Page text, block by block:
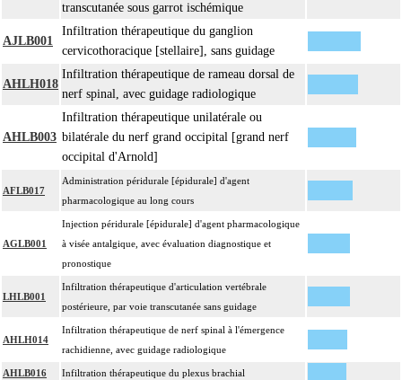
transcutanée sous garrot ischémique
AJLB001
Infiltration thérapeutique du ganglion
cervicothoracique [stellaire], sans guidage
AHLH018
Infiltration thérapeutique de rameau dorsal de
nerf spinal, avec guidage radiologique
AHLB003
Infiltration thérapeutique unilatérale ou
bilatérale du nerf grand occipital [grand nerf
occipital d'Arnold]
AFLB017
Administration péridurale [épidurale] d'agent
pharmacologique au long cours
AGLB001
Injection péridurale [épidurale] d'agent pharmacologique
à visée antalgique, avec évaluation diagnostique et
pronostique
LHLB001
Infiltration thérapeutique d'articulation vertébrale
postérieure, par voie transcutanée sans guidage
AHLH014
Infiltration thérapeutique de nerf spinal à l'émergence
rachidienne, avec guidage radiologique
AHLB016 Infiltration thérapeutique du plexus brachial